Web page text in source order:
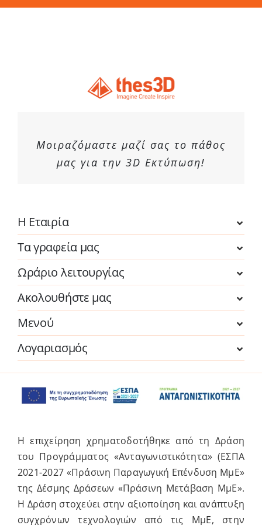
στη
Μοιραζόμαστε μαζί σας το πάθος
μας για την 3D Εκτύπωση!
Η Εταιρία
Τα γραφεία μας
Ωράριο λειτουργίας
Ακολουθήστε μας
Μενού
Λογαριασμός
Η επιχείρηση χρηματοδοτήθηκε από τη Δράση
του Προγράμματος «Ανταγωνιστικότητα» (ΕΣΠΑ
2021-2027 «Πράσινη Παραγωγική Επένδυση ΜμΕ»
της Δέσμης Δράσεων «Πράσινη Μετάβαση ΜμΕ».
Η Δράση στοχεύει στην αξιοποίηση και ανάπτυξη
συγχρόνων τεχνολογιών από τις ΜμΕ, στην